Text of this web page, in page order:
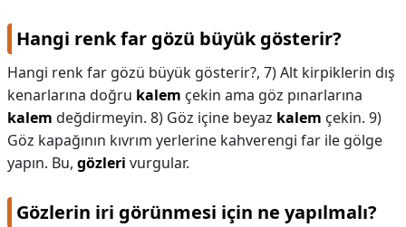
Hangi renk far gözü büyük gösterir?
Hangi renk far gözü büyük gösterir?, 7) Alt kirpiklerin dış
kenarlarına doğru kalem çekin ama göz pınarlarına
kalem değdirmeyin. 8) Göz içine beyaz kalem çekin. 9)
Göz kapağının kıvrım yerlerine kahverengi far ile gölge
yapın. Bu, gözleri vurgular.
Gözlerin iri görünmesi için ne yapılmalı?